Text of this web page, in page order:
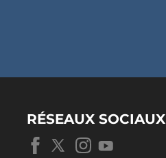
RÉSEAUX SOCIAUX